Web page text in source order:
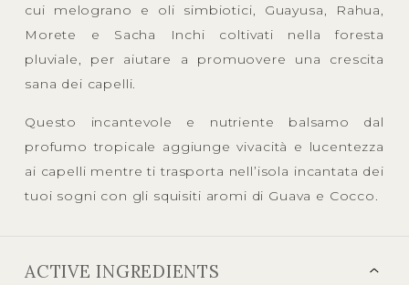
cui melograno e oli simbiotici, Guayusa, Rahua,
Morete e Sacha Inchi coltivati nella foresta
pluviale, per aiutare a promuovere una crescita
sana dei capelli.
Questo incantevole e nutriente balsamo dal
profumo tropicale aggiunge vivacità e lucentezza
ai capelli mentre ti trasporta nell’isola incantata dei
tuoi sogni con gli squisiti aromi di Guava e Cocco.
ACTIVE INGREDIENTS